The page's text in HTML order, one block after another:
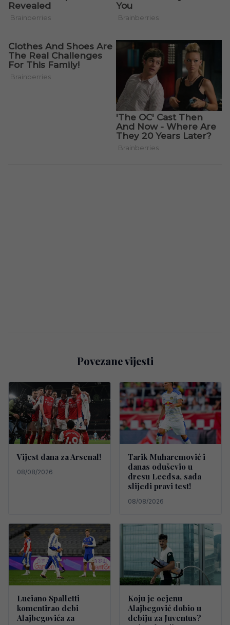
Povezane vijesti
Vijest dana za Arsenal!
08/08/2026
Tarik Muharemović i
danas oduševio u
dresu Leedsa, sada
slijedi pravi test!
08/08/2026
Luciano Spalletti
komentirao debi
Alajbegovića za
Koju je ocjenu
Alajbegović dobio u
debiju za Juventus?